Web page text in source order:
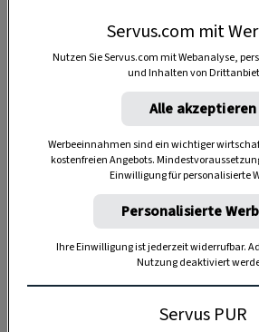
45 MinutenServus.com mit
Nutzen Sie Servus.com mit Webanalyse,
und Inhalten von
Alle akzeptieren
Werbeeinnahmen sind ein wichtiger
kostenfreien Angebots.
Einwilligung für personalisierte
Personalisierte
Ihre Einwilligung ist jederzeit widerrufbar.
Nutzung deaktiviert
Servus PUR